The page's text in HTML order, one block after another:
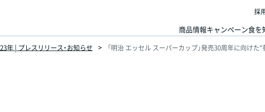
商品情報キャンペーン食を
採
年 | プレスリリース・お知らせ
「明治 エッセル スーパーカップ」発売30周年に向け